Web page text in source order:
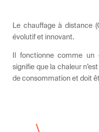
Le chauffage à distance
évolutif et innovant.
Il fonctionne comme un
signifie que la chaleur
de consommation et doit